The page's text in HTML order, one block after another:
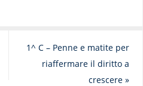
1^ C – Penne e matite per
riaffermare il diritto a
crescere»